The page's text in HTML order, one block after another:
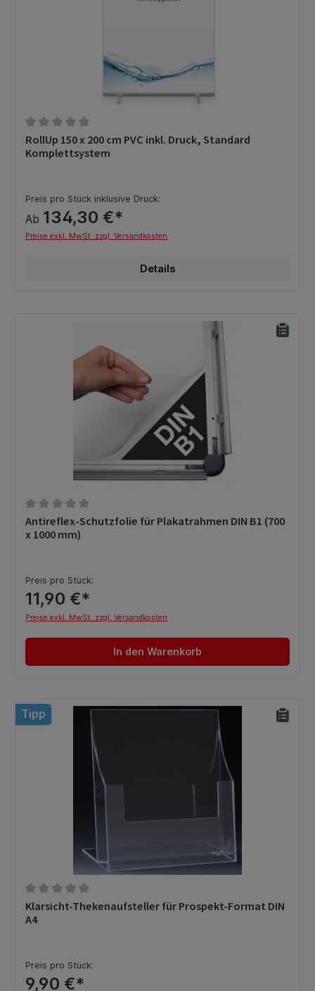
Durchschnittliche Bewertung von 0 von 5 Sternen
RollUp 150 x 200 cm PVC inkl. Druck, Standard
Komplettsystem
Preis pro Stück inklusive Druck:
Ab 134,30 €*
Preise exkl. MwSt. zzgl. Versandkosten
Details
Durchschnittliche Bewertung von 0 von 5 Sternen
Antireflex-Schutzfolie für Plakatrahmen DIN B1 (700
x 1000 mm)
Preis pro Stück:
11,90 €*
Preise exkl. MwSt. zzgl. Versandkosten
In den Warenkorb
Tipp
Durchschnittliche Bewertung von 0 von 5 Sternen
Klarsicht-Thekenaufsteller für Prospekt-Format DIN
A4
Preis pro Stück:
9,90 €*